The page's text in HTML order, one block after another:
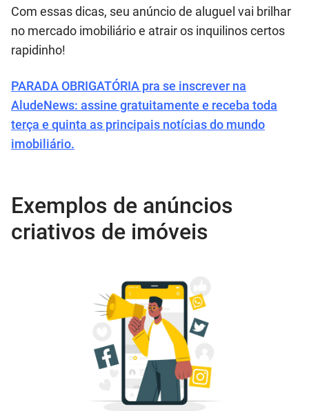
Com essas dicas, seu anúncio de aluguel vai brilhar
no mercado imobiliário e atrair os inquilinos certos
rapidinho!
PARADA OBRIGATÓRIA pra se inscrever na
AludeNews: assine gratuitamente e receba toda
terça e quinta as principais notícias do mundo
imobiliário.
Exemplos de anúncios
criativos de imóveis